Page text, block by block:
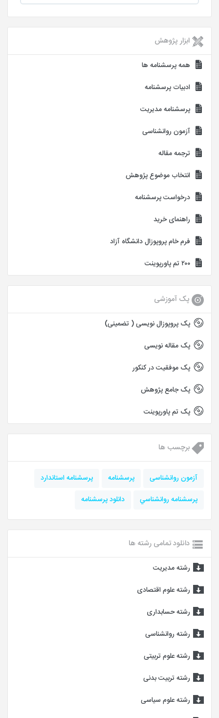
ابزار پژوهش
همه پرسشنامه ها
ادبیات پرسشنامه
پرسشنامه مدیریت
آزمون روانشناسی
ترجمه مقاله
انتخاب موضوع پژوهش
درخواست پرسشنامه
راهنمای خرید
فرم خام پروپوزال دانشگاه آزاد
۲۰۰ تم پاورپوینت
پک آموزشی
پک پروپوزال نویسی ( تضمینی)
پک مقاله نویسی
پک موفقیت در کنکور
پک جامع پژوهش
پک تم پاورپوینت
برچسب ها
آزمون روانشناسی پرسشنامه
پرسشنامه استاندارد
پرسشنامه روانشناسي
دانلود پرسشنامه
دانلود تمامی رشته ها
رشته مدیریت
رشته علوم اقتصادی
رشته حسابداری
رشته روانشناسی
رشته علوم تربیتی
رشته تربیت بدنی
رشته علوم سیاسی